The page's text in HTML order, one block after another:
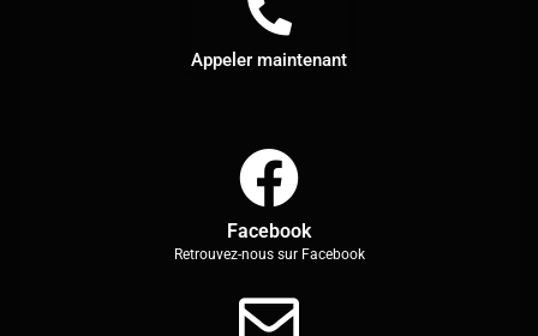
Appeler maintenant
Facebook
Retrouvez-nous sur Facebook